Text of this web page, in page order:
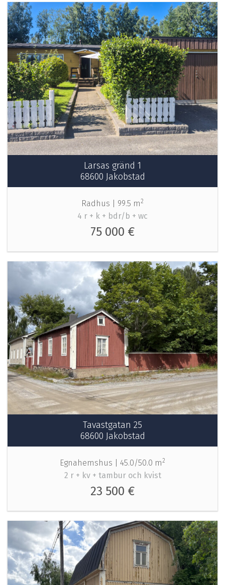
Larsas gränd 1
68600 Jakobstad
Radhus | 99.5 m2
4 r + k + bdr/b + wc
75 000 €
Tavastgatan 25
68600 Jakobstad
Egnahemshus | 45.0/50.0 m2
2 r + kv + tambur och kvist
23 500 €